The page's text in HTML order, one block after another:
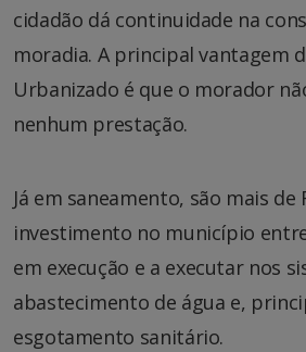
cidadão dá continuidade na
moradia. A principal vantagem
Urbanizado é que o morador
nenhum prestação.
Já em saneamento, são mais de
investimento no município
em execução e a executar nos
abastecimento de água e,
esgotamento sanitário.